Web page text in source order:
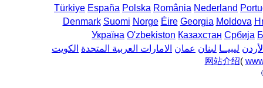
Türkiye España Polska România Nederland
Denmark Suomi Norge Éire Georgia Moldova
Україна O'zbekiston Казахстан Србија
ليبيــا لبنان عمان الامارات العربية المتحدة الكويت
网站介绍(